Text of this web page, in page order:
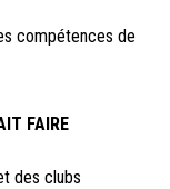
compétences de
FAIRE
des clubs